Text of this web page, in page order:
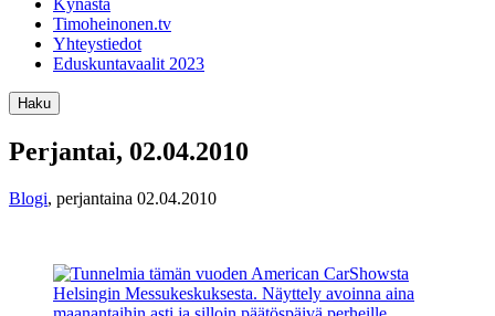
Timoheinonen.tv
Yhteystiedot
Eduskuntavaalit 2023
Haku
Perjantai, 02.04.2010
Blogi, perjantaina 02.04.2010